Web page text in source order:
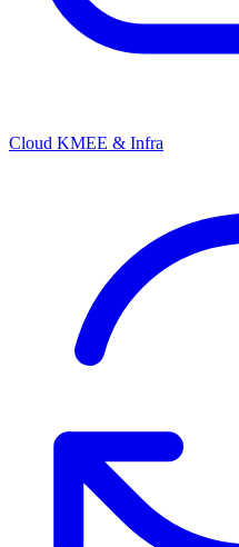
Cloud KMEE & Infra